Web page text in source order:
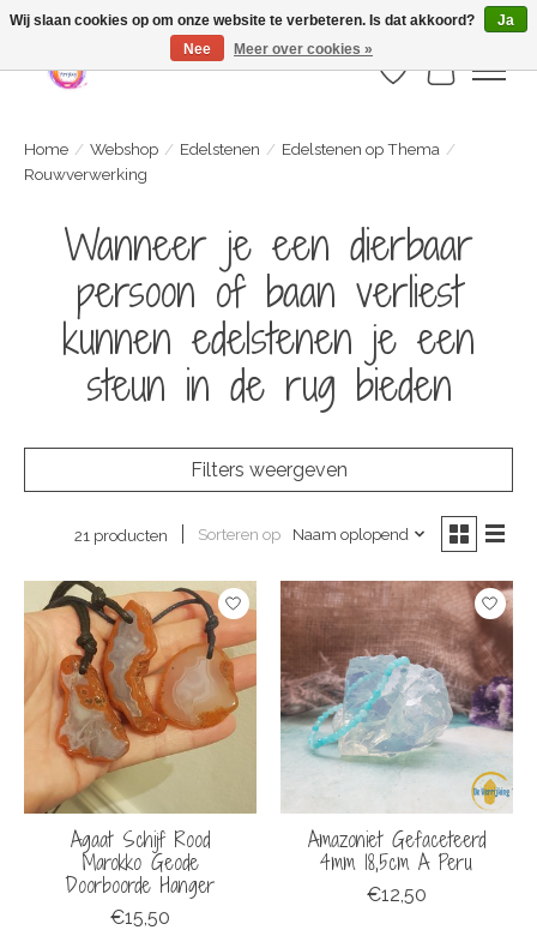
Webshop is geopend maar nog onder constructie | let op: Verzenden vanaf 29
juli
Verlanglijst
Home / Webshop / Edelstenen / Edelstenen op Thema /
Rouwverwerking
Wanneer je een dierbaar
persoon of baan verliest
kunnen edelstenen je een
steun in de rug bieden
Filters weergeven
21 producten Sorteren op Naam oplopend
Agaat Schijf Rood
Marokko Geode
Doorboorde Hanger
€15,50
Amazoniet Gefaceteerd
4mm 18,5cm A Peru
€12,50
Wij slaan cookies op om onze website te verbeteren. Is dat akkoord?
Ja
Nee
Meer over cookies »